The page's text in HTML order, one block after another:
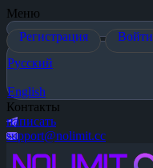
Меню
Регистрация
Войти
Русский
English
Контакты
написать
support@nolimit.cc